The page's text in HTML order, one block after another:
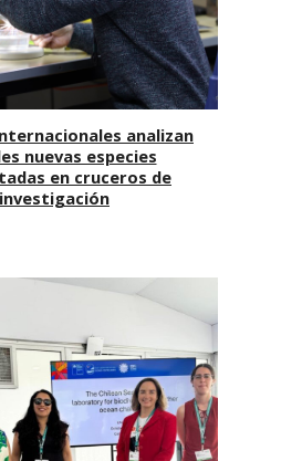
analizan
nuevas especies
en cruceros de
investigación